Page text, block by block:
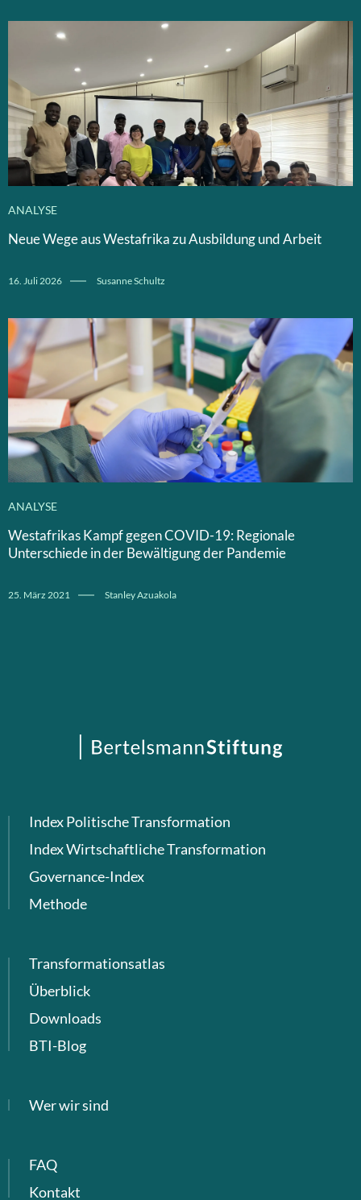
ANALYSE
Neue Wege aus Westafrika zu Ausbildung und Arbeit
16. Juli 2026 Susanne Schultz
ANALYSE
Westafrikas Kampf gegen COVID-19: Regionale
Unterschiede in der Bewältigung der Pandemie
25. März 2021 Stanley Azuakola
Index Politische Transformation
Index Wirtschaftliche Transformation
Governance-Index
Methode
Transformationsatlas
Überblick
Downloads
BTI-Blog
Wer wir sind
FAQ
Kontakt